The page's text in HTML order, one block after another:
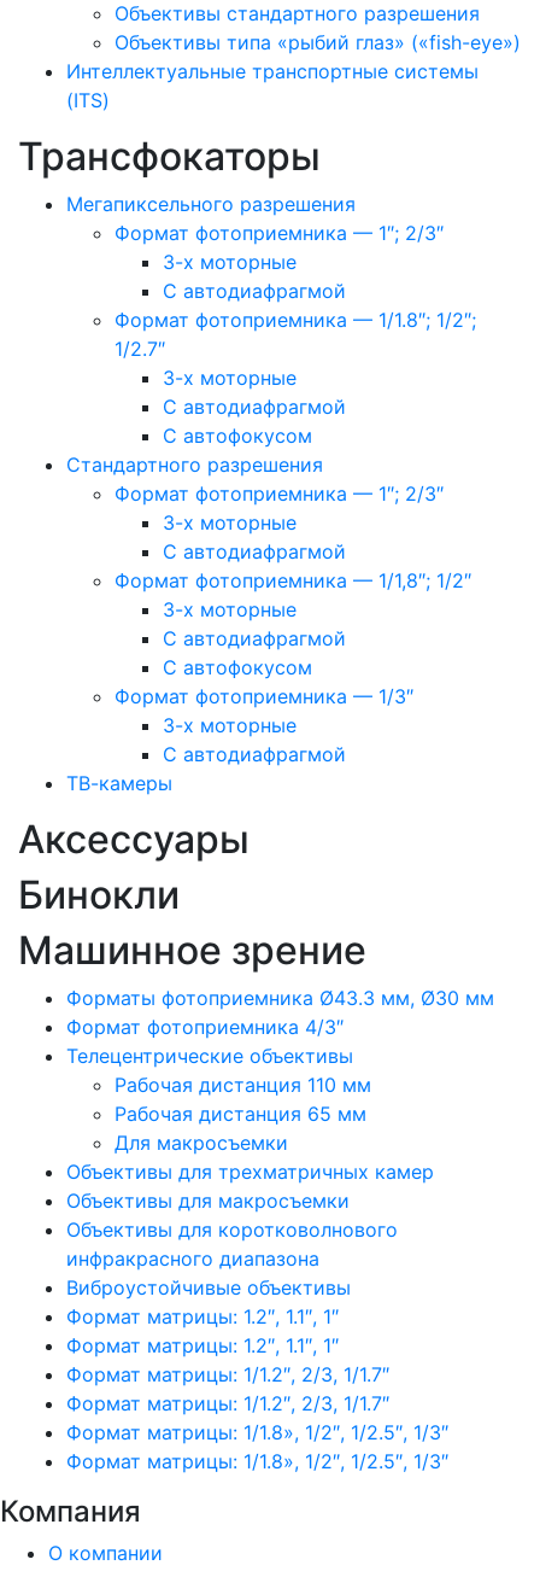
Объективы стандартного разрешения
Объективы типа «рыбий глаз» («fish-eye»)
Интеллектуальные транспортные системы
(ITS)
Трансфокаторы
Мегапиксельного разрешения
Формат фотоприемника — 1″; 2/3″
3-х моторные
С автодиафрагмой
Формат фотоприемника — 1/1.8″; 1/2″;
1/2.7″
3-х моторные
С автодиафрагмой
С автофокусом
Стандартного разрешения
Формат фотоприемника — 1″; 2/3″
3-х моторные
С автодиафрагмой
Формат фотоприемника — 1/1,8″; 1/2″
3-х моторные
С автодиафрагмой
С автофокусом
Формат фотоприемника — 1/3″
3-х моторные
С автодиафрагмой
ТВ-камеры
Аксессуары
Бинокли
Машинное зрение
Форматы фотоприемника Ø43.3 мм, Ø30 мм
Формат фотоприемника 4/3″
Телецентрические объективы
Рабочая дистанция 110 мм
Рабочая дистанция 65 мм
Для макросъемки
Объективы для трехматричных камер
Объективы для макросъемки
Объективы для коротковолнового
инфракрасного диапазона
Виброустойчивые объективы
Формат матрицы: 1.2″, 1.1″, 1″
Формат матрицы: 1.2″, 1.1″, 1″
Формат матрицы: 1/1.2″, 2/3, 1/1.7″
Формат матрицы: 1/1.2″, 2/3, 1/1.7″
Формат матрицы: 1/1.8», 1/2″, 1/2.5″, 1/3″
Формат матрицы: 1/1.8», 1/2″, 1/2.5″, 1/3″
Компания
О компании